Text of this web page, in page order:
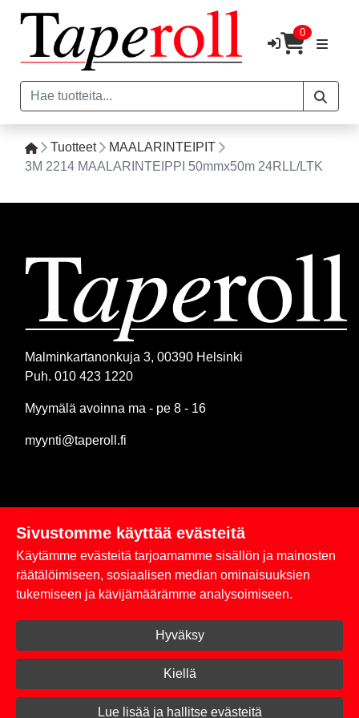
0
Tuotteet
MAALARINTEIPIT
3M 2214 MAALARINTEIPPI 50mmx50m 24RLL/LTK
Malminkartanonkuja 3, 00390 Helsinki
Puh. 010 423 1220
Myymälä avoinna ma - pe 8 - 16
myynti@taperoll.fi
Linkit
Rekisteriseloste
Toimitus- ja maksuehdot
Kirjaudu sisään
© 2026 Taperoll
Sivustomme käyttää evästeitä
Käytämme evästeitä tarjoamamme sisällön ja mainosten
räätälöimiseen, sosiaalisen median ominaisuuksien
tukemiseen ja kävijämäärämme analysoimiseen.
Hyväksy
Kiellä
Lue lisää ja hallitse evästeitä